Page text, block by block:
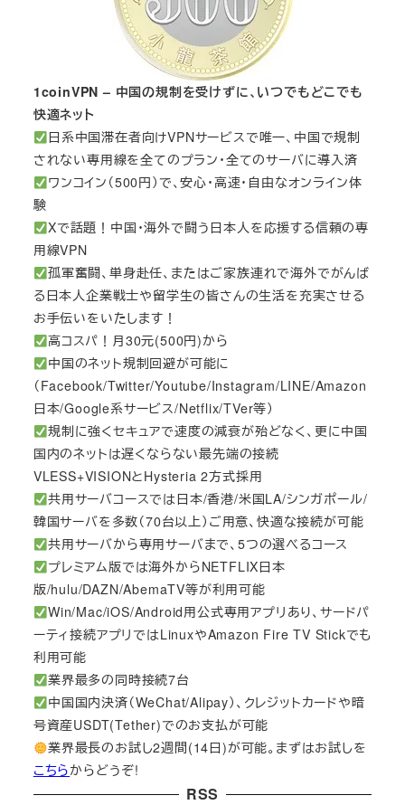
1coinVPN – 中国の規制を受けずに、いつでもどこでも
快適ネット
日系中国滞在者向けVPNサービスで唯一、中国で規制
されない専用線を全てのプラン・全てのサーバに導入済
ワンコイン（500円）で、安心・高速・自由なオンライン体
験
Xで話題！中国・海外で闘う日本人を応援する信頼の専
用線VPN
孤軍奮闘、単身赴任、またはご家族連れで海外でがんば
る日本人企業戦士や留学生の皆さんの生活を充実させる
お手伝いをいたします！
高コスパ！月30元(500円)から
中国のネット規制回避が可能に
（Facebook/Twitter/Youtube/Instagram/LINE/Amazon
日本/Google系サービス/Netflix/TVer等）
規制に強くセキュアで速度の減衰が殆どなく、更に中国
国内のネットは遅くならない最先端の接続
VLESS+VISIONとHysteria 2方式採用
共用サーバコースでは日本/香港/米国LA/シンガポール/
韓国サーバを多数（70台以上）ご用意、快適な接続が可能
共用サーバから専用サーバまで、5つの選べるコース
プレミアム版では海外からNETFLIX日本
版/hulu/DAZN/AbemaTV等が利用可能
Win/Mac/iOS/Android用公式専用アプリあり、サードパ
ーティ接続アプリではLinuxやAmazon Fire TV Stickでも
利用可能
業界最多の同時接続7台
中国国内決済（WeChat/Alipay）、クレジットカードや暗
号資産USDT(Tether)でのお支払が可能
業界最長のお試し2週間(14日)が可能。まずはお試しを
こちらからどうぞ!
RSS